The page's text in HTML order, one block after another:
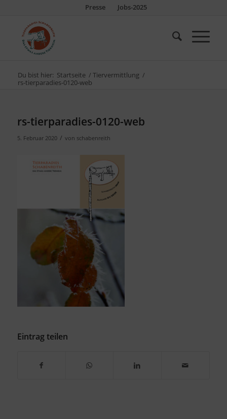
Presse Jobs-2025
Du bist hier: Startseite / Tiervermittlung /
rs-tierparadies-0120-web
rs-tierparadies-0120-web
5. Februar 2020 / von schabenreith
Eintrag teilen